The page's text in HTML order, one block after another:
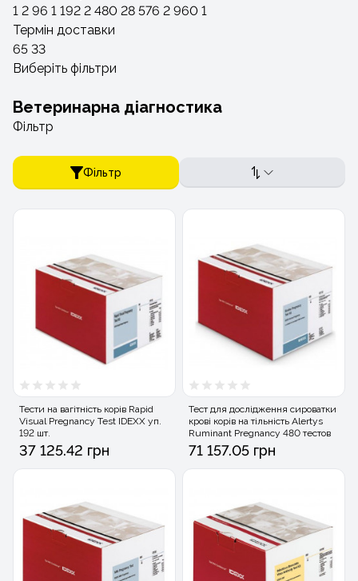
1 2 96 1 192 2 480 28 576 2 960 1
Термін доставки
65 33
Виберіть фільтри
Ветеринарна діагностика
Фільтр
Фільтр
Тести на вагітність корів Rapid
Visual Pregnancy Test IDEXX уп.
192 шт.
37 125.42 грн
Тест для дослідження сироватки
крові корів на тільність Alertys
Ruminant Pregnancy 480 тестов
71 157.05 грн